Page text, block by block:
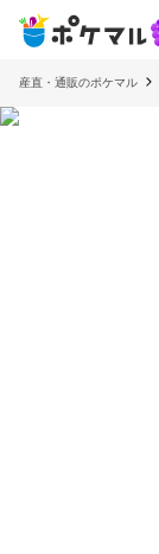
産直・通販のポケマル